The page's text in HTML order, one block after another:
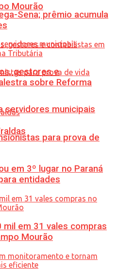
Mourão
servidores municipais
para prova de
Sena; prêmio acumula
gestores e
sobre Reforma
em 3º lugar no Paraná
entidades
mil em 31 vales compras
Mourão